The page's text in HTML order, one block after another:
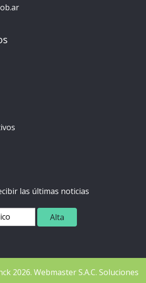
las últimas noticias
2026. WebmasterS.A.C. Soluciones